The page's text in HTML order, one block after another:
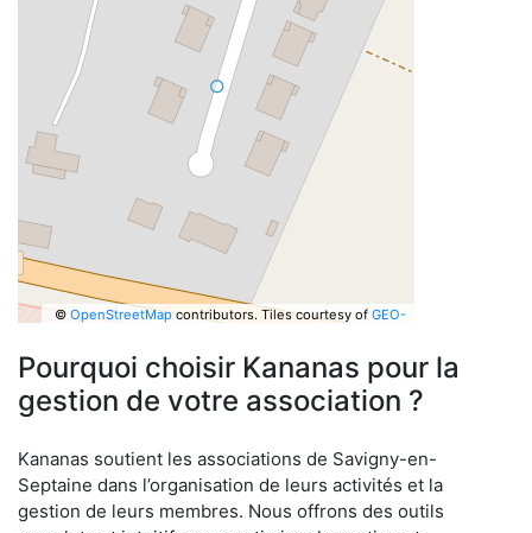
© OpenStreetMapcontributors. Tiles courtesy of GEO-
Pourquoi choisir Kananas pour la
gestion de votre association ?
Kananas soutient les associations de Savigny-en-
Septaine dans l’organisation de leurs activités et la
gestion de leurs membres. Nous offrons des outils